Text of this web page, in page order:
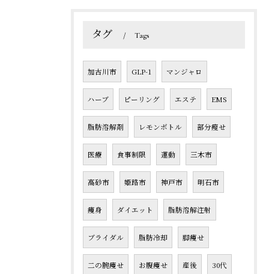
タグ Tags
加古川市 GLP-1 マンジャロ
ハーブ ピーリング エステ EMS
脂肪溶解剤 レモンボトル 部分瘦せ
医療 食事制限 運動 三木市
高砂市 姫路市 神戸市 明石市
痩身 ダイエット 脂肪溶解注射
ブライダル 脂肪冷却 脚痩せ
二の腕痩せ お腹痩せ 産後 30代